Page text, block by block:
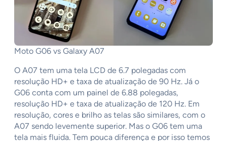
Moto G06 vs Galaxy A07
O A07 tem uma tela LCD de 6.7 polegadas com
resolução HD+ e taxa de atualização de 90 Hz. Já o
G06 conta com um painel de 6.88 polegadas,
resolução HD+ e taxa de atualização de 120 Hz. Em
resolução, cores e brilho as telas são similares, com o
A07 sendo levemente superior. Mas o G06 tem uma
tela mais fluida. Tem pouca diferença e por isso temos